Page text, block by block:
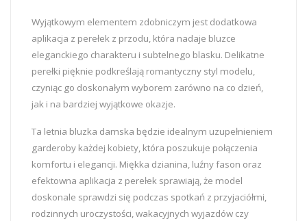
Wyjątkowym elementem zdobniczym jest dodatkowa
aplikacja z perełek z przodu, która nadaje bluzce
eleganckiego charakteru i subtelnego blasku. Delikatne
perełki pięknie podkreślają romantyczny styl modelu,
czyniąc go doskonałym wyborem zarówno na co dzień,
jak i na bardziej wyjątkowe okazje.
Ta letnia bluzka damska będzie idealnym uzupełnieniem
garderoby każdej kobiety, która poszukuje połączenia
komfortu i elegancji. Miękka dzianina, luźny fason oraz
efektowna aplikacja z perełek sprawiają, że model
doskonale sprawdzi się podczas spotkań z przyjaciółmi,
rodzinnych uroczystości, wakacyjnych wyjazdów czy